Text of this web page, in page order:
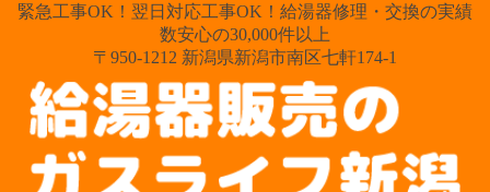
緊急工事OK！翌日対応工事OK！給湯器修理・交換の実績
数安心の30,000件以上
〒950-1212 新潟県新潟市南区七軒174-1